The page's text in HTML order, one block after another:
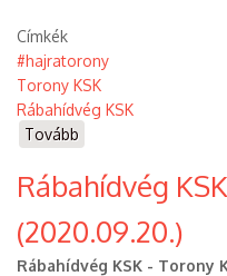
Címkék
#hajratorony
Torony KSK
Rábahídvég KSK
Tovább
-
Rábahídvég
KSK
(2021.10.17.))
Rábahídvég
(2020.09.20.)
Rábahídvég KSK -